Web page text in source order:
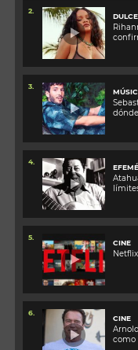
2.
3.
dónde
4.
5.
CINE
6.
CINE
como